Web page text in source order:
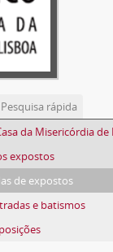
Pesquisa rápida
da Misericórdia de
expostos
de expostos
e batismos